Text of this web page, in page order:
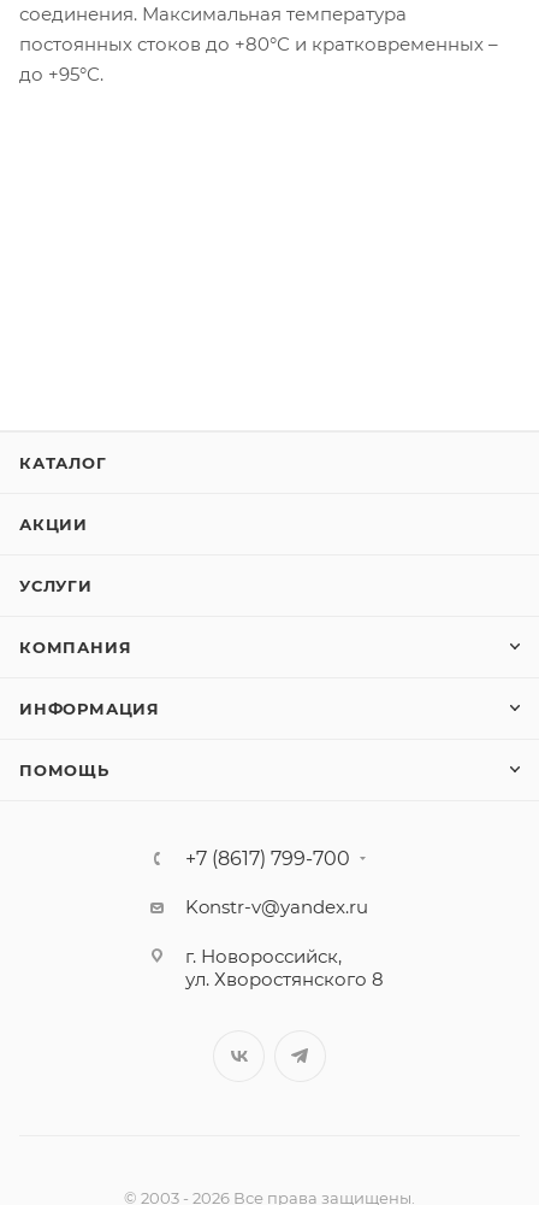
соединения. Максимальная температура
постоянных стоков до +80°С и кратковременных –
до +95°С.
КАТАЛОГ
АКЦИИ
УСЛУГИ
КОМПАНИЯ
ИНФОРМАЦИЯ
ПОМОЩЬ
+7 (8617) 799-700
Konstr-v@yandex.ru
г. Новороссийск,
ул. Хворостянского 8
© 2003 - 2026 Все права защищены.